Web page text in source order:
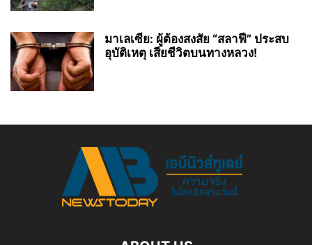
มาเลเซีย: ผู้ต้องสงสัย “สลาฟี” ประสบ
อุบัติเหตุ เสียชีวิตบนทางหลวง!